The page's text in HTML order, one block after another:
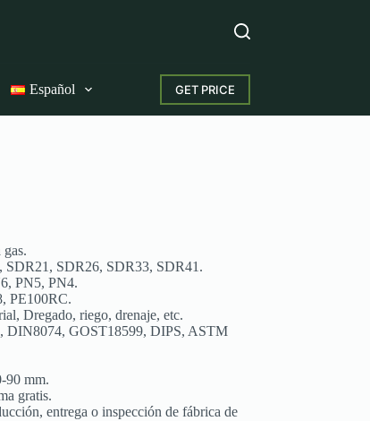
Español GET PRICE
SDR26, SDR33, SDR41.
PN5, PN4.
PE100RC.
Dregado, riego, drenaje, etc.
DIN8074, GOST18599, DIPS, ASTM
90 mm.
gratis.
entrega o inspección de fábrica de